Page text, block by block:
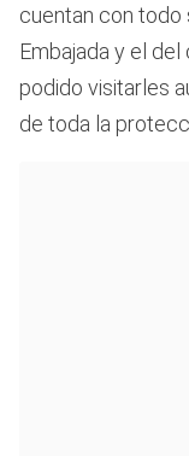
cuentan con todo
Embajada y el
podido visitarles
de toda la